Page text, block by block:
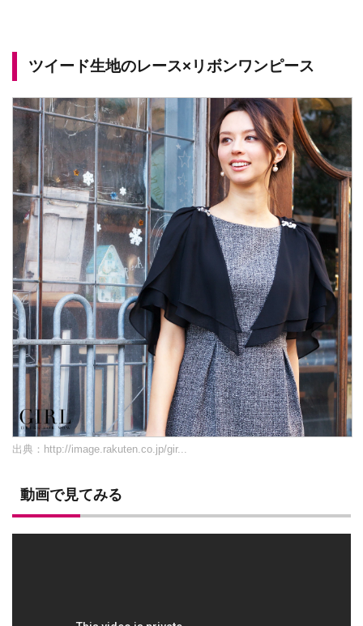
ツイード生地のレース×リボンワンピース
出典： http://image.rakuten.co.jp/gir...
動画で見てみる